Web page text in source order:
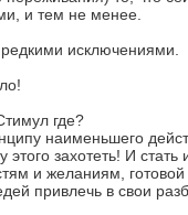
и тем не менее.
исключениями.
где?
наименьшего
захотеть! И стать
и желаниям,
привлечь в свои